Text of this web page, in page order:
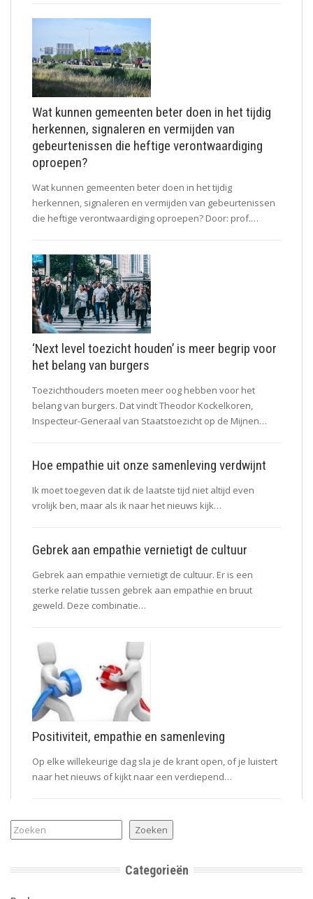
Wat kunnen gemeenten beter doen in het tijdig
herkennen, signaleren en vermijden van
gebeurtenissen die heftige verontwaardiging
oproepen?
Wat kunnen gemeenten beter doen in het tijdig
herkennen, signaleren en vermijden van gebeurtenissen
die heftige verontwaardiging oproepen? Door: prof.…
‘Next level toezicht houden’ is meer begrip voor
het belang van burgers
Toezichthouders moeten meer oog hebben voor het
belang van burgers. Dat vindt Theodor Kockelkoren,
Inspecteur-Generaal van Staatstoezicht op de Mijnen…
Hoe empathie uit onze samenleving verdwijnt
Ik moet toegeven dat ik de laatste tijd niet altijd even
vrolijk ben, maar als ik naar het nieuws kijk…
Gebrek aan empathie vernietigt de cultuur
Gebrek aan empathie vernietigt de cultuur. Er is een
sterke relatie tussen gebrek aan empathie en bruut
geweld. Deze combinatie…
Positiviteit, empathie en samenleving
Op elke willekeurige dag sla je de krant open, of je luistert
naar het nieuws of kijkt naar een verdiepend…
Zoeken Zoeken
Categorieën